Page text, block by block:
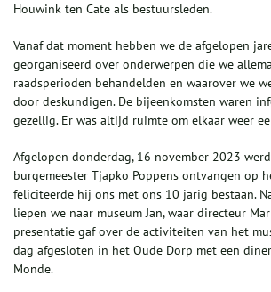
Houwink ten Cate als bestuursleden.
Vanaf dat moment hebben we de afgelopen
georganiseerd over onderwerpen die we
raadsperioden behandelden en waarover we
door deskundigen. De bijeenkomsten waren
gezellig. Er was altijd ruimte om elkaar weer
Afgelopen donderdag, 16 november 2023
burgemeester Tjapko Poppens ontvangen op
feliciteerde hij ons met ons 10 jarig bestaan.
liepen we naar museum Jan, waar directeur
presentatie gaf over de activiteiten van het
dag afgesloten in het Oude Dorp met een
Monde.